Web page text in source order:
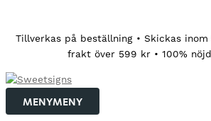
Tillverkas på beställning • Skickas
frakt över 599 kr • 100%
MENYMENY